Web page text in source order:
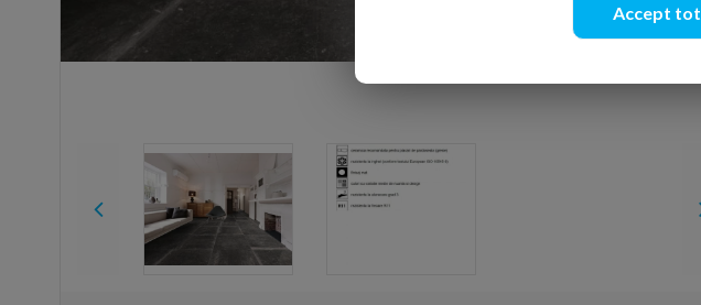
Accept tot